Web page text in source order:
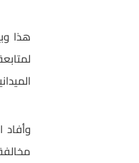
هذا
الميدانية